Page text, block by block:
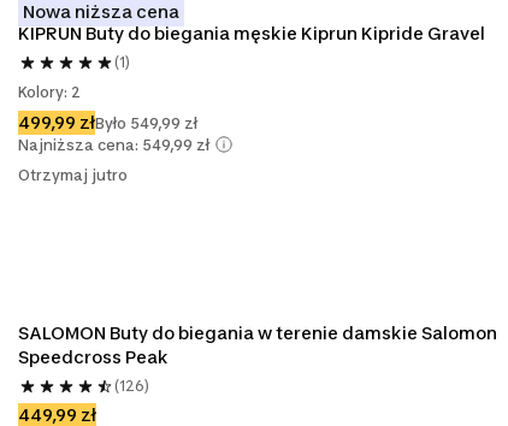
Nowa niższa cena
KIPRUN Buty do biegania męskie Kiprun Kipride Gravel
(1)
Kolory: 2
499,99 złByło 549,99 zł
Najniższa cena: 549,99 zł
Otrzymaj jutro
SALOMON Buty do biegania w terenie damskie Salomon
Speedcross Peak
(126)
449,99 zł